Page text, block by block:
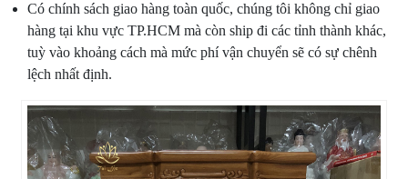
Có chính sách giao hàng toàn quốc, chúng tôi không chỉ giao
hàng tại khu vực TP.HCM mà còn ship đi các tỉnh thành khác,
tuỳ vào khoảng cách mà mức phí vận chuyển sẽ có sự chênh
lệch nhất định.